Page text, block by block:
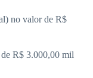
no valor de R$
R$ 3.000,00 mil